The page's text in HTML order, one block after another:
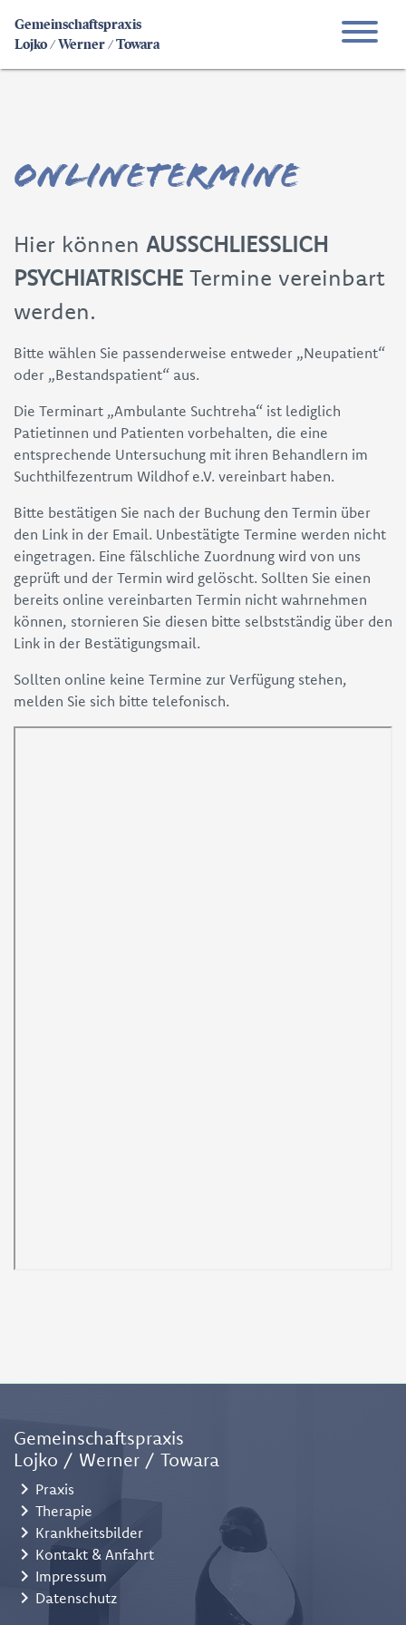
Gemeinschaftspraxis
Lojko / Werner / Towara
Onlinetermine
Hier können AUSSCHLIESSLICH
PSYCHIATRISCHE Termine vereinbart
werden.
Bitte wählen Sie passenderweise entweder „Neupatient“
oder „Bestandspatient“ aus.
Die Terminart „Ambulante Suchtreha“ ist lediglich
Patietinnen und Patienten vorbehalten, die eine
entsprechende Untersuchung mit ihren Behandlern im
Suchthilfezentrum Wildhof e.V. vereinbart haben.
Bitte bestätigen Sie nach der Buchung den Termin über
den Link in der Email. Unbestätigte Termine werden nicht
eingetragen. Eine fälschliche Zuordnung wird von uns
geprüft und der Termin wird gelöscht. Sollten Sie einen
bereits online vereinbarten Termin nicht wahrnehmen
können, stornieren Sie diesen bitte selbstständig über den
Link in der Bestätigungsmail.
Sollten online keine Termine zur Verfügung stehen,
melden Sie sich bitte telefonisch.
Gemeinschaftspraxis
Lojko / Werner / Towara
chevron_right Praxis
chevron_right Therapie
chevron_right Krankheitsbilder
chevron_right Kontakt & Anfahrt
chevron_right Impressum
chevron_right Datenschutz